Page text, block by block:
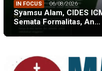
IN FOCUS 06/08/2026
Syamsu Alam, CIDES
Semata Formalitas, An…